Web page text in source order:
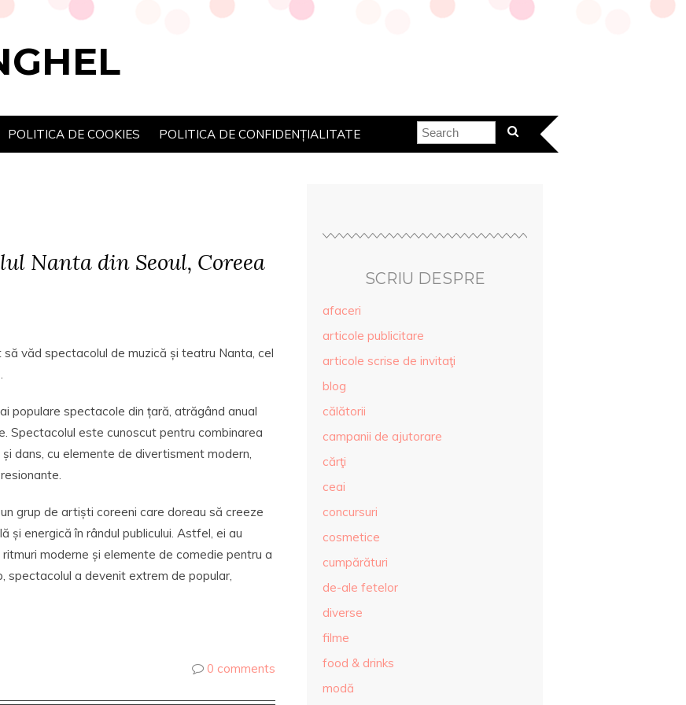
POLITICA DE COOKIES POLITICA DE CONFIDENȚIALITATE
Nanta din Seoul, Coreea
văd spectacolul de muzică și teatru Nanta, cel
populare spectacole din țară, atrăgând anual
Spectacolul este cunoscut pentru combinarea
dans, cu elemente de divertisment modern,
grup de artiști coreeni care doreau să creeze
energică în rândul publicului. Astfel, ei au
moderne și elemente de comedie pentru a
spectacolul a devenit extrem de popular,
0 comments
SCRIU DESPRE
afaceri
articole publicitare
articole scrise de invitaţi
blog
călătorii
campanii de ajutorare
cărţi
ceai
concursuri
cosmetice
cumpărături
de-ale fetelor
diverse
filme
food & drinks
modă